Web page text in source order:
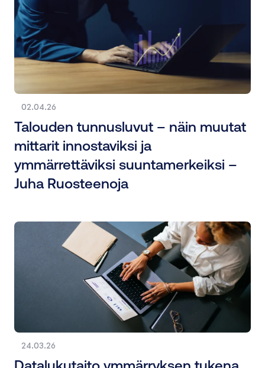
Talouden tunnusluvut – näin muutat
mittarit innostaviksi ja
ymmärrettäviksi suuntamerkeiksi –
Juha Ruosteenoja
02.04.26
24.03.26